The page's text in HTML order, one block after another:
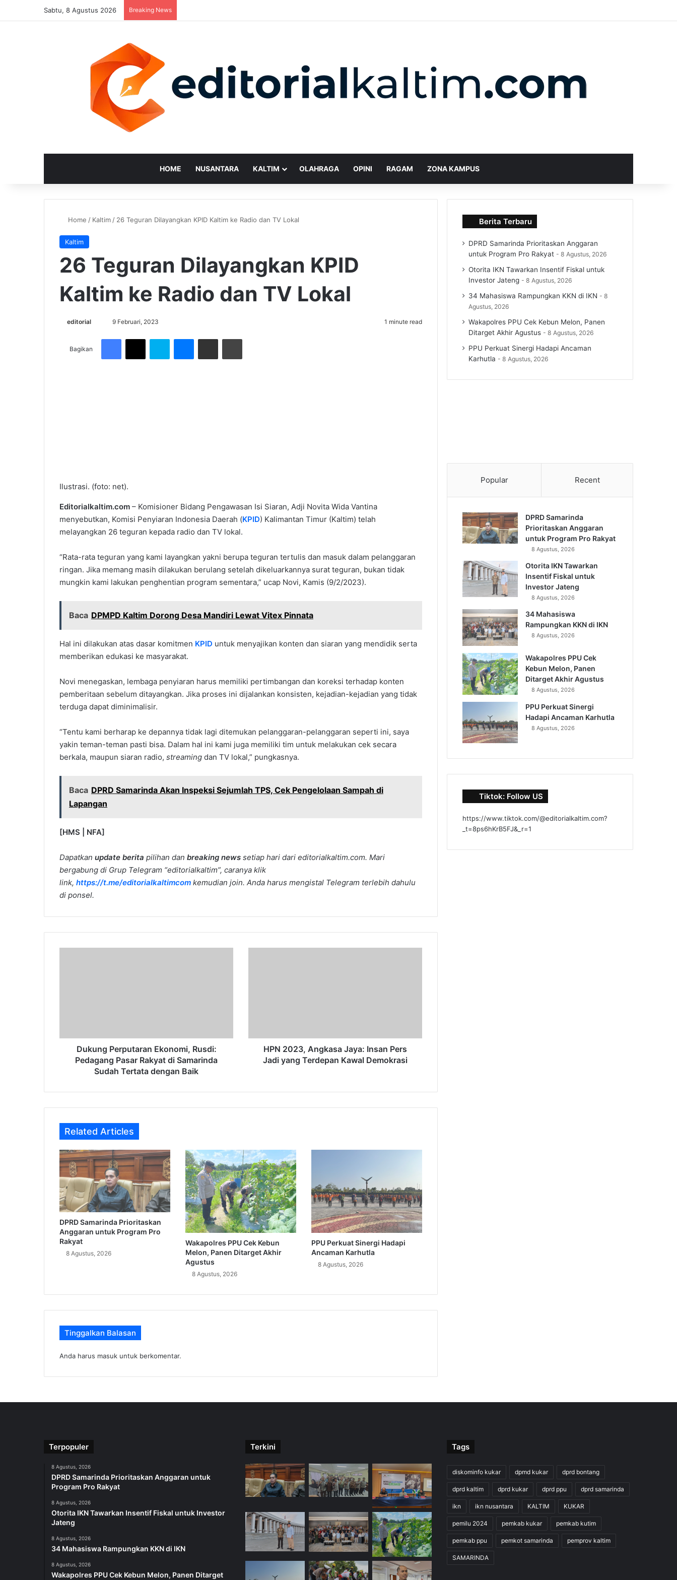
Sabtu, 8 Agustus 2026 Breaking News
HOME NUSANTARA KALTIM OLAHRAGA OPINI RAGAM ZONA KAMPUS
Home / Kaltim / 26 Teguran Dilayangkan KPID Kaltim ke Radio dan TV Lokal
Kaltim
26 Teguran Dilayangkan KPID
Kaltim ke Radio dan TV Lokal
editorial
Send9 Februari, 2023 1 minute read
Bagikan
Facebook
X Skype Messenger
Share via Email Cetak
Ilustrasi. (foto: net).
Editorialkaltim.com – Komisioner Bidang Pengawasan Isi Siaran, Adji Novita Wida Vantina
menyebutkan, Komisi Penyiaran Indonesia Daerah (KPID) Kalimantan Timur (Kaltim) telah
melayangkan 26 teguran kepada radio dan TV lokal.
“Rata-rata teguran yang kami layangkan yakni berupa teguran tertulis dan masuk dalam pelanggaran
ringan. Jika memang masih dilakukan berulang setelah dikeluarkannya surat teguran, bukan tidak
mungkin kami lakukan penghentian program sementara,” ucap Novi, Kamis (9/2/2023).
Baca DPMPD Kaltim Dorong Desa Mandiri Lewat Vitex Pinnata
Hal ini dilakukan atas dasar komitmen KPID untuk menyajikan konten dan siaran yang mendidik serta
memberikan edukasi ke masyarakat.
Novi menegaskan, lembaga penyiaran harus memiliki pertimbangan dan koreksi terhadap konten
pemberitaan sebelum ditayangkan. Jika proses ini dijalankan konsisten, kejadian-kejadian yang tidak
terduga dapat diminimalisir.
“Tentu kami berharap ke depannya tidak lagi ditemukan pelanggaran-pelanggaran seperti ini, saya
yakin teman-teman pasti bisa. Dalam hal ini kami juga memiliki tim untuk melakukan cek secara
berkala, maupun siaran radio, streaming dan TV lokal,” pungkasnya.
Baca DPRD Samarinda Akan Inspeksi Sejumlah TPS, Cek Pengelolaan Sampah di
Lapangan
[HMS | NFA]
Dapatkan update berita pilihan dan breaking news setiap hari dari editorialkaltim.com. Mari
bergabung di Grup Telegram “editorialkaltim”, caranya klik
link, https://t.me/editorialkaltimcom kemudian join. Anda harus mengistal Telegram terlebih dahulu
di ponsel.
Samarinda
Sudah
Tertata
Dukung Perputaran Ekonomi, Rusdi:
Pedagang Pasar Rakyat di Samarinda
Sudah Tertata dengan Baik
Terdepan
Kawal
Demokrasi
HPN 2023, Angkasa Jaya: Insan Pers
Jadi yang Terdepan Kawal Demokrasi
Related Articles
DPRD Samarinda Prioritaskan
Anggaran untuk Program Pro
Rakyat
8 Agustus, 2026
Wakapolres PPU Cek Kebun
Melon, Panen Ditarget Akhir
Agustus
8 Agustus, 2026
PPU Perkuat Sinergi Hadapi
Ancaman Karhutla
8 Agustus, 2026
Tinggalkan Balasan
Anda harus masuk untuk berkomentar.
Berita Terbaru
DPRD Samarinda Prioritaskan Anggaran
untuk Program Pro Rakyat
8 Agustus, 2026
Otorita IKN Tawarkan Insentif Fiskal untuk
Investor Jateng
8 Agustus, 2026
34 Mahasiswa Rampungkan KKN di IKN
8
Agustus, 2026
Wakapolres PPU Cek Kebun Melon, Panen
Ditarget Akhir Agustus
8 Agustus, 2026
PPU Perkuat Sinergi Hadapi Ancaman
Karhutla
8 Agustus, 2026
Popular Recent
DPRD Samarinda
Prioritaskan Anggaran
untuk Program Pro Rakyat
8 Agustus, 2026
Otorita IKN Tawarkan
Insentif Fiskal untuk
Investor Jateng
8 Agustus, 2026
34 Mahasiswa
Rampungkan KKN di IKN
8 Agustus, 2026
Wakapolres PPU Cek
Kebun Melon, Panen
Ditarget Akhir Agustus
8 Agustus, 2026
PPU Perkuat Sinergi
Hadapi Ancaman Karhutla
8 Agustus, 2026
Tiktok: Follow US
https://www.tiktok.com/@editorialkaltim.com?
_t=8ps6hKrB5FJ&_r=1
Terpopuler
8 Agustus, 2026
DPRD Samarinda Prioritaskan Anggaran untuk
Program Pro Rakyat
8 Agustus, 2026
Otorita IKN Tawarkan Insentif Fiskal untuk Investor
Jateng
8 Agustus, 2026
34 Mahasiswa Rampungkan KKN di IKN
8 Agustus, 2026
Wakapolres PPU Cek Kebun Melon, Panen Ditarget
Terkini Tags
diskominfo kukar dpmd kukar dprd bontang
dprd kaltim dprd kukar dprd ppu dprd samarinda
ikn ikn nusantara KALTIM KUKAR
pemilu 2024 pemkab kukar pemkab kutim
pemkab ppu pemkot samarinda pemprov kaltim
SAMARINDA